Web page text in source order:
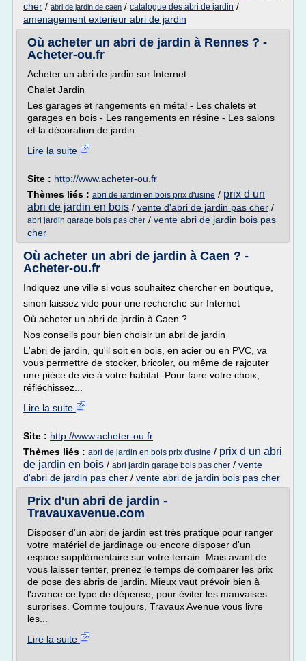
cher / abri de jardin de caen / catalogue des abri de jardin /
amenagement exterieur abri de jardin
Où acheter un abri de jardin à Rennes ? -
Acheter-ou.fr
Acheter un abri de jardin sur Internet
Chalet Jardin
Les garages et rangements en métal - Les chalets et
garages en bois - Les rangements en résine - Les salons
et la décoration de jardin...
Lire la suite
Site : http://www.acheter-ou.fr
Thèmes liés : abri de jardin en bois prix d'usine / prix d un
abri de jardin en bois / vente d'abri de jardin pas cher /
abri jardin garage bois pas cher / vente abri de jardin bois pas
cher
Où acheter un abri de jardin à Caen ? -
Acheter-ou.fr
Indiquez une ville si vous souhaitez chercher en boutique,
sinon laissez vide pour une recherche sur Internet
Où acheter un abri de jardin à Caen ?
Nos conseils pour bien choisir un abri de jardin
L'abri de jardin, qu'il soit en bois, en acier ou en PVC, va
vous permettre de stocker, bricoler, ou même de rajouter
une pièce de vie à votre habitat. Pour faire votre choix,
réfléchissez...
Lire la suite
Site : http://www.acheter-ou.fr
Thèmes liés : abri de jardin en bois prix d'usine / prix d un abri
de jardin en bois / abri jardin garage bois pas cher / vente
d'abri de jardin pas cher / vente abri de jardin bois pas cher
Prix d'un abri de jardin -
Travauxavenue.com
Disposer d'un abri de jardin est très pratique pour ranger
votre matériel de jardinage ou encore disposer d'un
espace supplémentaire sur votre terrain. Mais avant de
vous laisser tenter, prenez le temps de comparer les prix
de pose des abris de jardin. Mieux vaut prévoir bien à
l'avance ce type de dépense, pour éviter les mauvaises
surprises. Comme toujours, Travaux Avenue vous livre
les...
Lire la suite